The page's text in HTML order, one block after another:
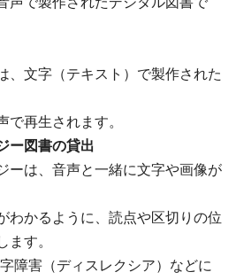
文字（テキスト）で製作された
再生されます。
ー図書の貸出
ーは、音声と一緒に文字や画像が
かるように、読点や区切りの位
ます。
障害（ディスレクシア）などに